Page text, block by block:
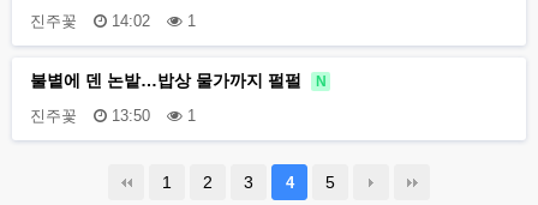
진주꽃 14:02 1
불볕에 덴 논밭…밥상 물가까지 펄펄 N
진주꽃 13:50 1
1 2 3 4 5